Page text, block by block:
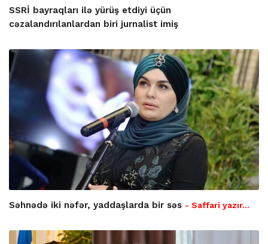
SSRİ bayraqları ilə yürüş etdiyi üçün
cəzalandırılanlardan biri jurnalist imiş
Səhnədə iki nəfər, yaddaşlarda bir səs - Saffari yazır…